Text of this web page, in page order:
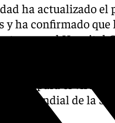
ha actualizado
y ha confirmado
en el Hospital
continuar el
que no
para el virus.
Mundial de la